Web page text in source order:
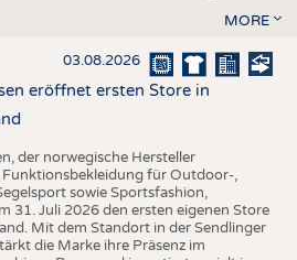
MORE
03.08.2026
eröffnet ersten Store in
der norwegische Hersteller
für Outdoor-,
sowie Sportsfashion,
31. Juli 2026 den ersten eigenen Store
Mit dem Standort in der Sendlinger
die Marke ihre Präsenz im